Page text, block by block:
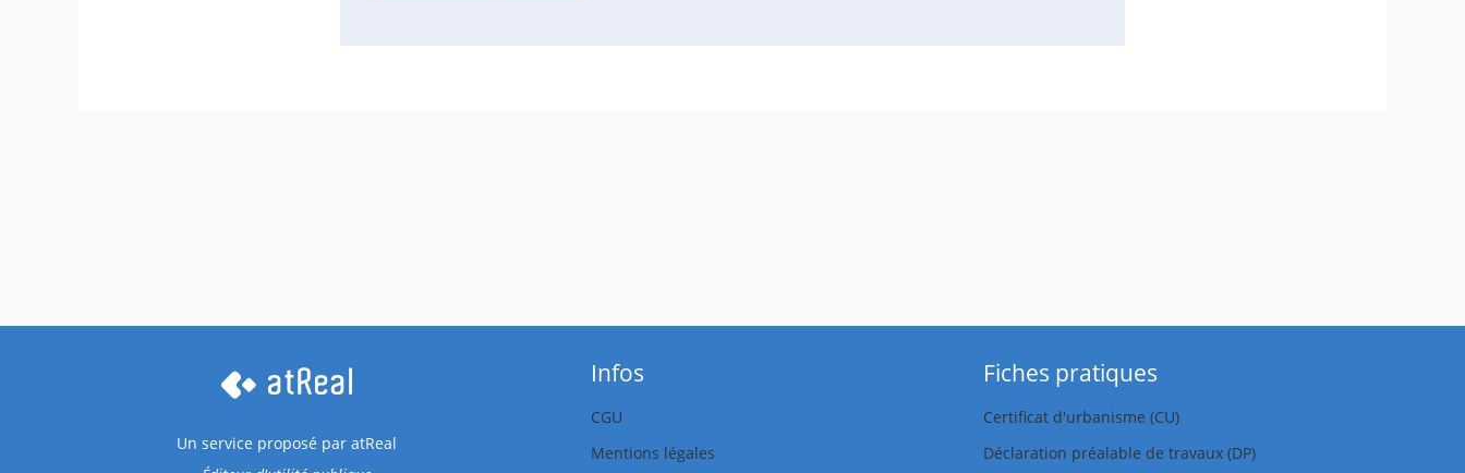
Un service proposé paratReal
Infos
CGU
Mentions légales
Fiches pratiques
Certificat d'urbanisme (CU)
Déclaration préalable de travaux (DP)